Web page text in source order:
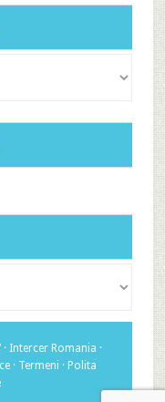
Intercer Romania ·
· Termeni · Polita